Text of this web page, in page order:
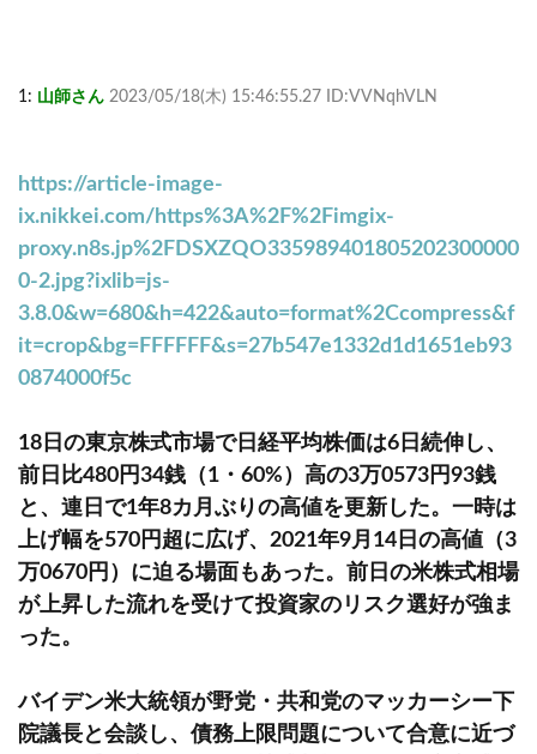
1: 山師さん 2023/05/18(木) 15:46:55.27 ID:VVNqhVLN
https://article-image-
ix.nikkei.com/https%3A%2F%2Fimgix-
proxy.n8s.jp%2FDSXZQO335989401805202300000
0-2.jpg?ixlib=js-
3.8.0&w=680&h=422&auto=format%2Ccompress&f
it=crop&bg=FFFFFF&s=27b547e1332d1d1651eb93
0874000f5c
18日の東京株式市場で日経平均株価は6日続伸し、
前日比480円34銭（1・60%）高の3万0573円93銭
と、連日で1年8カ月ぶりの高値を更新した。一時は
上げ幅を570円超に広げ、2021年9月14日の高値（3
万0670円）に迫る場面もあった。前日の米株式相場
が上昇した流れを受けて投資家のリスク選好が強ま
った。
バイデン米大統領が野党・共和党のマッカーシー下
院議長と会談し、債務上限問題について合意に近づ